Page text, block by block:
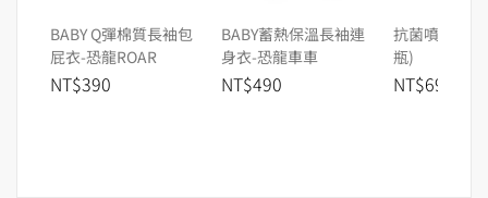
BABY Q彈棉質長袖包
屁衣-恐龍ROAR
NT$390
BABY蓄熱保溫長袖連
身衣-恐龍車車
NT$490
抗菌噴霧
瓶)
NT$690